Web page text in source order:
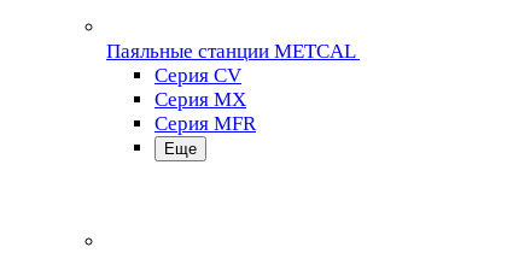
Паяльные станции METCAL
Серия CV
Серия MX
Серия MFR
Еще